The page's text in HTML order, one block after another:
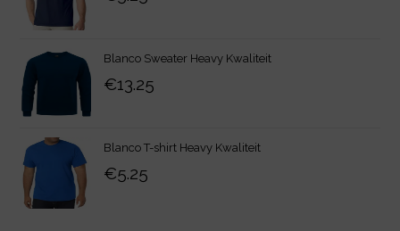
Blanco Sweater Heavy Kwaliteit
€13.25
Blanco T-shirt Heavy Kwaliteit
€5.25